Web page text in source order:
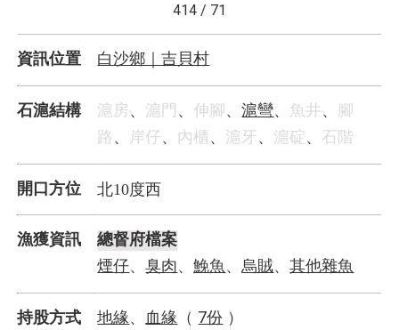
414 / 71
資訊位置 白沙鄉｜吉貝村
石滬結構 滬房、 滬門 、伸腳、滬彎、 魚井、
腳
路、 岸仔、 內櫃、 滬牙、 滬碇、 石階
開口方位 北10度西
漁獲資訊 總督府檔案
煙仔、臭肉、鮸魚 、 烏賊、其他雜魚
持股方式 地緣、 血緣 （ 7份 ）